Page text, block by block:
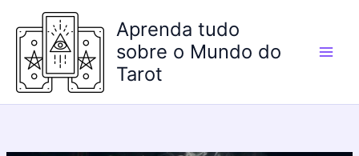
para
conteúdo
Aprenda tudo
sobre o Mundo do
Tarot